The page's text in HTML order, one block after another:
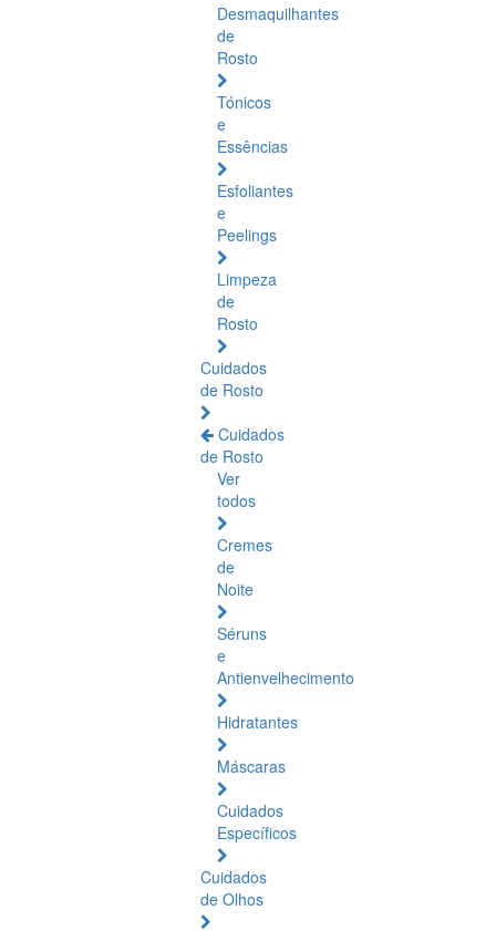
Desmaquilhantes
de
Rosto
Tónicos
e
Essências
Esfoliantes
e
Peelings
Limpeza
de
Rosto
Cuidados
de Rosto
Cuidados
de Rosto
Ver
todos
Cremes
de
Noite
Séruns
e
Antienvelhecimento
Hidratantes
Máscaras
Cuidados
Específicos
Cuidados
de Olhos